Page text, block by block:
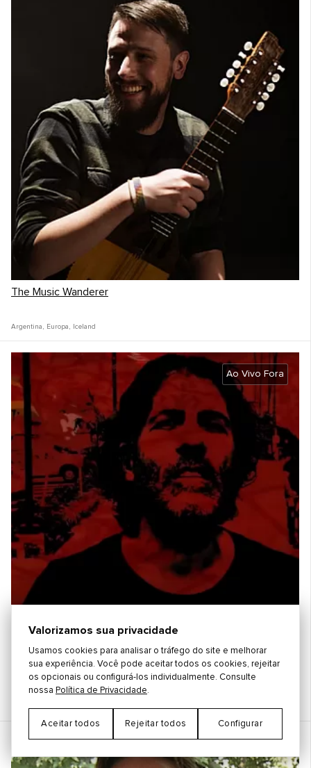
The Music Wanderer
Argentina , Europa , Iceland
Ao Vivo Fora
Babylon | Los Pinguos | Playing For Change de Registros
Adrian Buono José Agote
Valorizamos sua privacidade
Usamos cookies para analisar o tráfego do site e melhorar
sua experiência. Você pode aceitar todos os cookies, rejeitar
os opcionais ou configurá-los individualmente. Consulte
nossa Política de Privacidade.
Aceitar todos Rejeitar todos Configurar